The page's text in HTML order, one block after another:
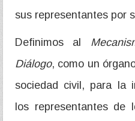
sus representantes por
Definimos al
Diálogo, como un
sociedad civil, para la
los representantes de